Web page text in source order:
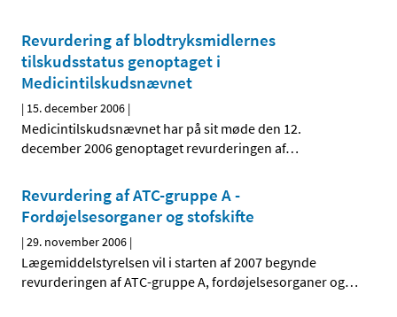
Revurdering af blodtryksmidlernes
tilskudsstatus genoptaget i
Medicintilskudsnævnet
| 15. december 2006 |
Medicintilskudsnævnet har på sit møde den 12.
december 2006 genoptaget revurderingen af…
Revurdering af ATC-gruppe A -
Fordøjelsesorganer og stofskifte
|29. november 2006 |
Lægemiddelstyrelsen vil i starten af 2007 begynde
revurderingen af ATC-gruppe A, fordøjelsesorganer og…